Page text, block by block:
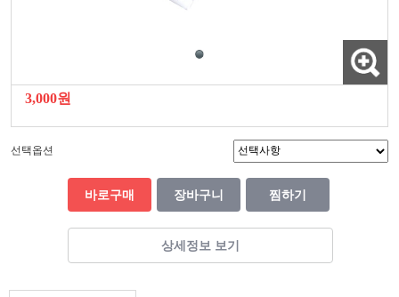
3,000원
선택옵션
바로구매 장바구니 찜하기
상세정보 보기